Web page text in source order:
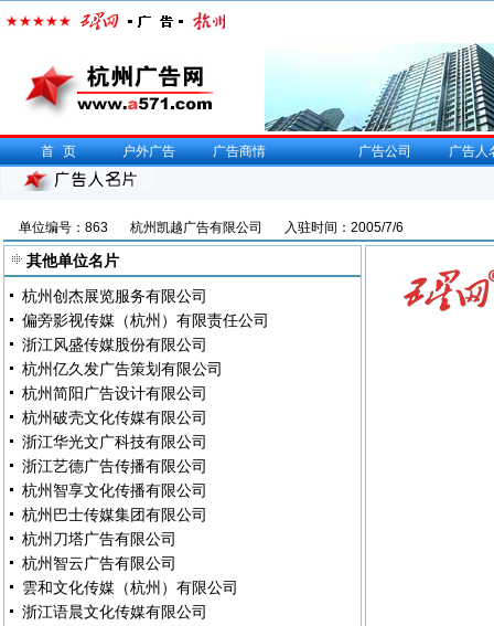
首页 户外广告 广告商情 广告公司 广告人
单位编号：863 杭州凯越广告有限公司 入驻时间：2005/7/6
其他单位名片
杭州创杰展览服务有限公司
偏旁影视传媒（杭州）有限责任公司
浙江风盛传媒股份有限公司
杭州亿久发广告策划有限公司
杭州简阳广告设计有限公司
杭州破壳文化传媒有限公司
浙江华光文广科技有限公司
浙江艺德广告传播有限公司
杭州智享文化传播有限公司
杭州巴士传媒集团有限公司
杭州刀塔广告有限公司
杭州智云广告有限公司
雲和文化传媒（杭州）有限公司
浙江语晨文化传媒有限公司